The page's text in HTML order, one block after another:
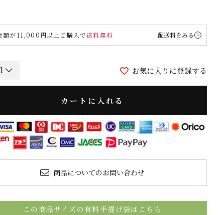
額が11,000円以上ご購入で送料無料 配送料をみる
お気に入りに登録する
カートに入れる
商品についてのお問い合わせ
この商品サイズの有料手提げ袋はこちら